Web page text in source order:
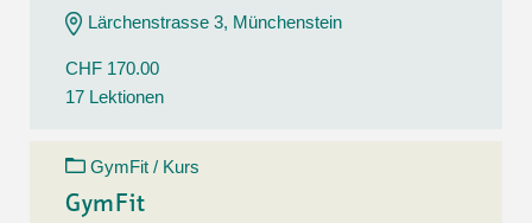
Lärchenstrasse 3, Münchenstein
CHF 170.00
17 Lektionen
GymFit / Kurs
GymFit